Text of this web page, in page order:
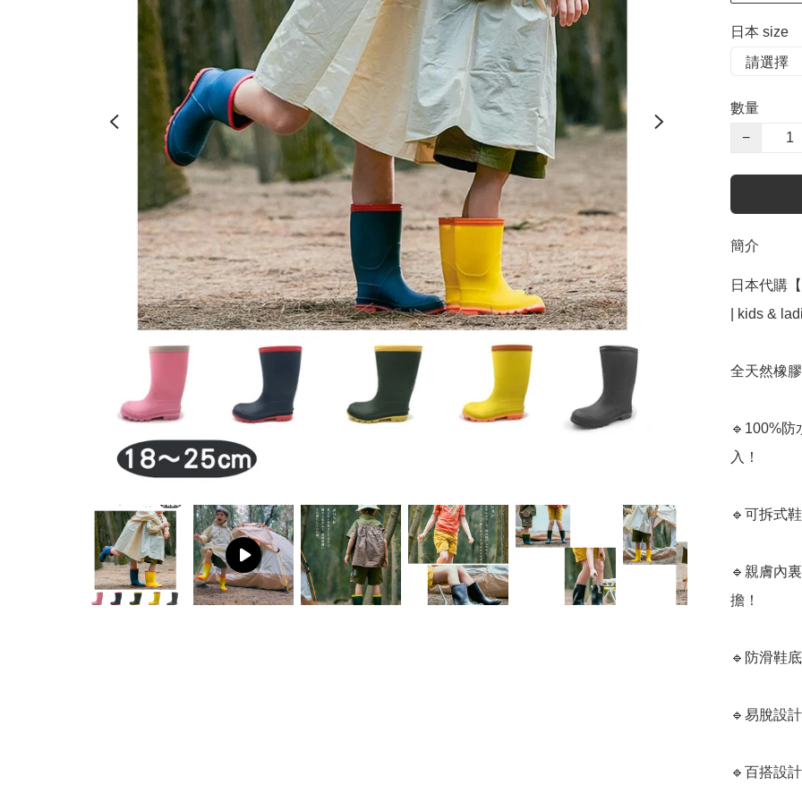
日本 size
數量
−
簡介
日本代購
| kids &
全天然橡
🔹100%防
入！
🔹可拆式
🔹親膚內
擔！
🔹防滑鞋
🔹易脫設
🔹百搭設